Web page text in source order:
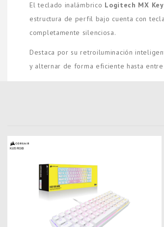
El teclado inalámbrico Logitech MX
estructura de perfil bajo cuenta con
completamente silenciosa.
Destaca por su retroiluminación
y alternar de forma eficiente hasta